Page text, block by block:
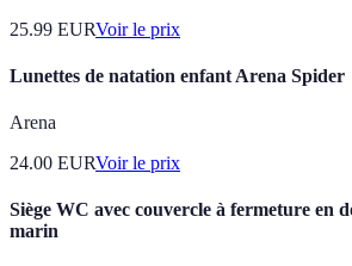
25.99 EURVoir le prix
Lunettes de natation enfant Arena Spider
Arena
24.00 EURVoir le prix
Siège WC avec couvercle à fermeture en
marin